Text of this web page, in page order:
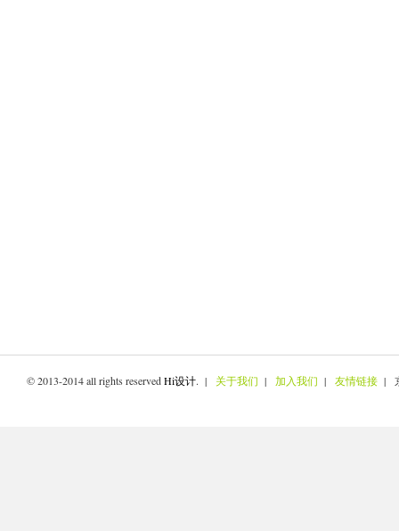
© 2013-2014 all rights reservedHi设计. | 关于我们 | 加入我们 | 友情链接 |